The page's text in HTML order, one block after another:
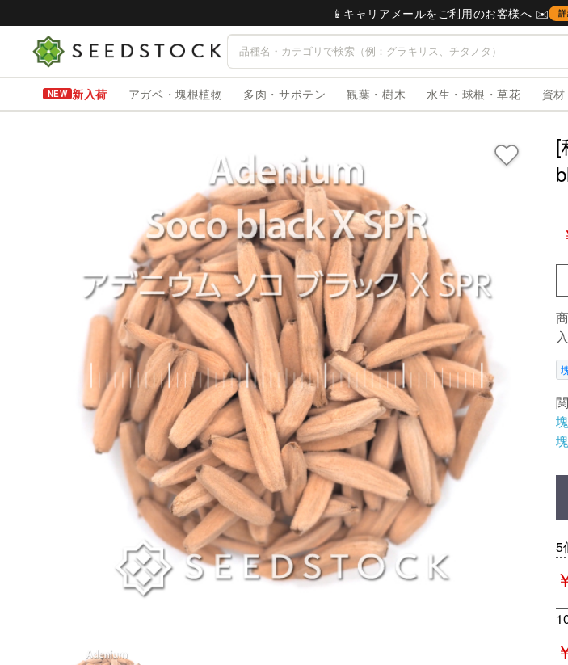
📱キャリアメールをご利用のお客様へ ✉️
新入荷 アガベ・塊根植物 多肉・サボテン 観葉・樹木 水生・球根・草花 資
[
5